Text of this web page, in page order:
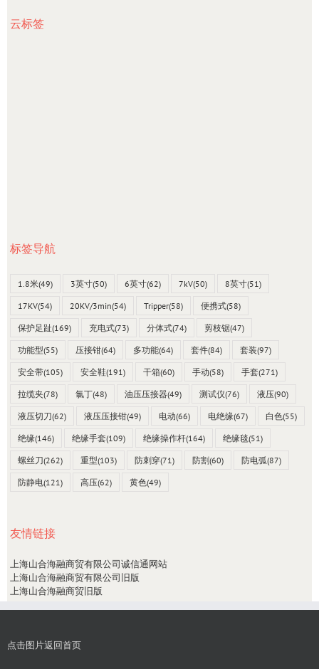
云标签
标签导航
1.8米(49) 3英寸(50) 6英寸(62) 7kV(50) 8英寸(51)
17KV(54) 20KV/3min(54) Tripper(58) 便携式(58)
保护足趾(169) 充电式(73) 分体式(74) 剪枝锯(47)
功能型(55) 压接钳(64) 多功能(64) 套件(84) 套装(97)
安全带(105) 安全鞋(191) 干箱(60) 手动(58) 手套(271)
拉缆夹(78) 氯丁(48) 油压压接器(49) 测试仪(76) 液压(90)
液压切刀(62) 液压压接钳(49) 电动(66) 电绝缘(67) 白色(55)
绝缘(146) 绝缘手套(109) 绝缘操作杆(164) 绝缘毯(51)
螺丝刀(262) 重型(103) 防刺穿(71) 防割(60) 防电弧(87)
防静电(121) 高压(62) 黄色(49)
友情链接
上海山合海融商贸有限公司诚信通网站
上海山合海融商贸有限公司旧版
上海山合海融商贸旧版
点击图片返回首页